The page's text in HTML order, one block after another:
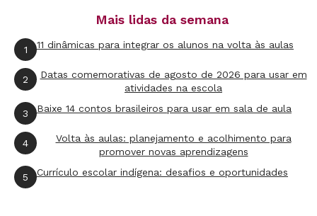
O desconhecimento e o interesse dos alunos
nessa primeira aula fizeram com que eu
decidisse criar um projeto social. O Projeto
Constituição na Escola iria de escola em
escola, passando noções básicas sobre a nossa
Constituição, política e civilidade, sem
qualquer influência ideológica ou de partido
Mais lidas da semana
1 11 dinâmicas para integrar os alunos na volta às aulas
2
Datas comemorativas de agosto de 2026 para usar em
atividades na escola
3 Baixe 14 contos brasileiros para usar em sala de aula
4
Volta às aulas: planejamento e acolhimento para
promover novas aprendizagens
5 Currículo escolar indígena: desafios e oportunidades